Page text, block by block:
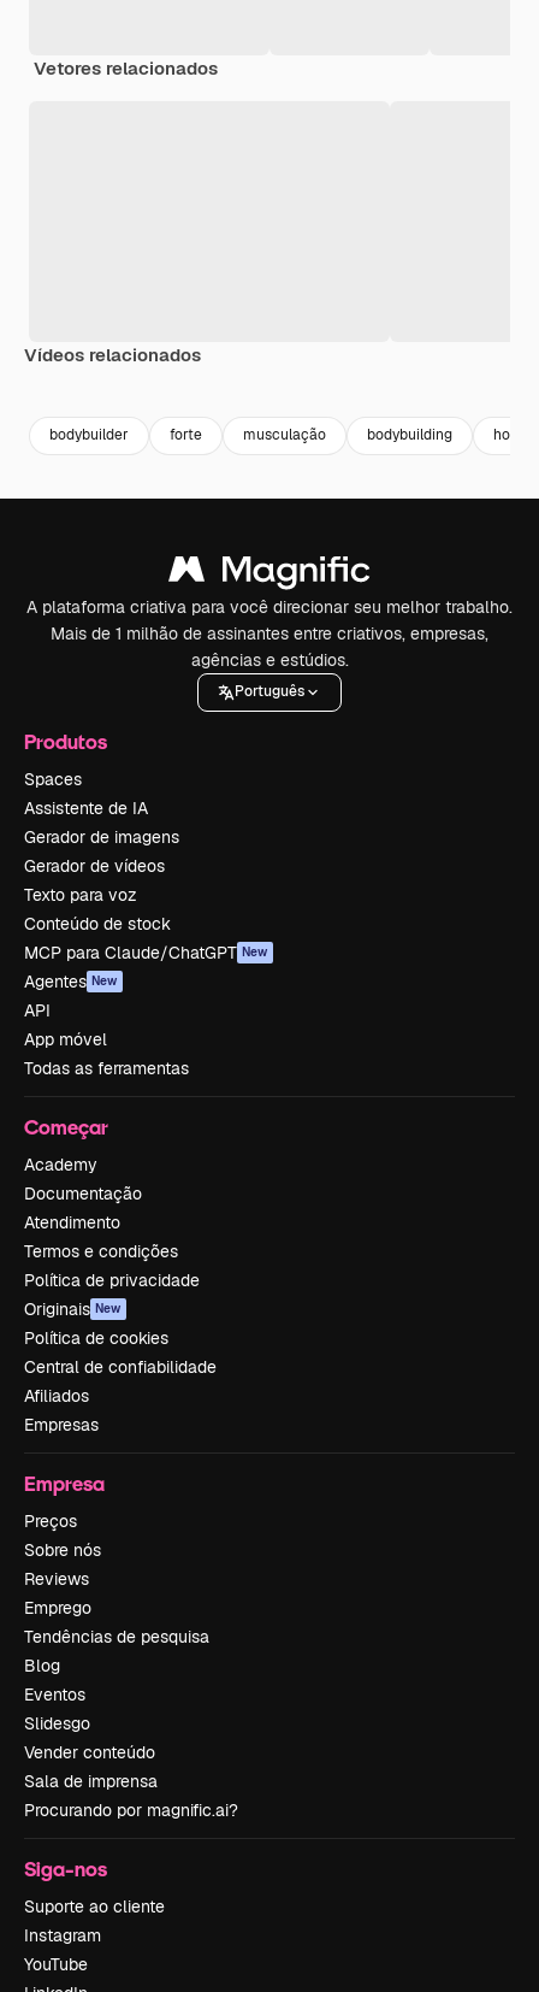
Vetores relacionados
Vídeos relacionados
bodybuilder forte musculação bodybuilding
A plataforma criativa para você direcionar seu melhor trabalho.
Mais de 1 milhão de assinantes entre criativos, empresas,
agências e estúdios.
Português
Produtos
Spaces
Assistente de IA
Gerador de imagens
Gerador de vídeos
Texto para voz
Conteúdo de stock
MCP para Claude/ChatGPT New
Agentes New
API
App móvel
Todas as ferramentas
Começar
Academy
Documentação
Atendimento
Termos e condições
Política de privacidade
Originais New
Política de cookies
Central de confiabilidade
Afiliados
Empresas
Empresa
Preços
Sobre nós
Reviews
Emprego
Tendências de pesquisa
Blog
Eventos
Slidesgo
Vender conteúdo
Sala de imprensa
Procurando por magnific.ai?
Siga-nos
Suporte ao cliente
Instagram
YouTube